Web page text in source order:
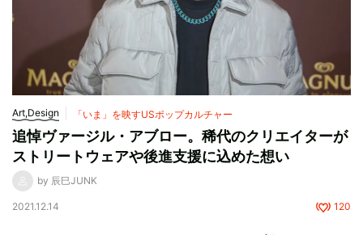
Art,Design 「いま」を映すUSポップカルチャー
追悼ヴァージル・アブロー。稀代のクリエイターが
ストリートウェアや後進支援に込めた想い
by 辰巳JUNK
2021.12.14 120